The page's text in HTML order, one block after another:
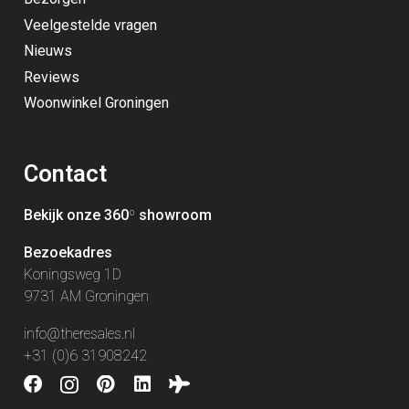
Veelgestelde vragen
Nieuws
Reviews
Woonwinkel Groningen
Contact
Bekijk onze 360º showroom
Bezoekadres
Koningsweg 1D
9731 AM Groningen
info@theresales.nl
+31 (0)6 31908242